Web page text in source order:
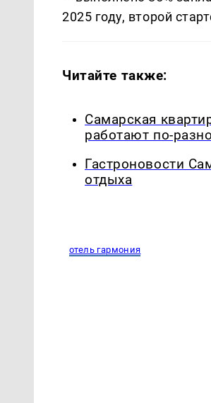
2025 году, второй
Читайте также:
Самарская
работают по-
Гастроновости
отдыха
отель гармония